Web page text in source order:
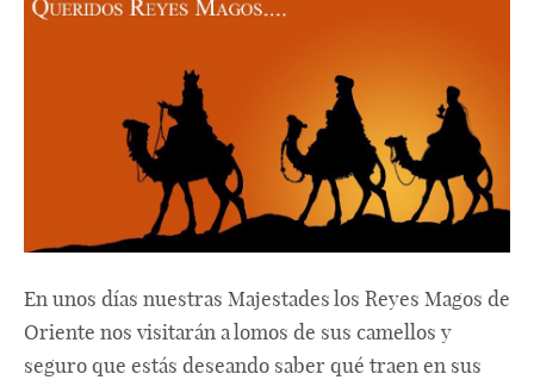
En unos días nuestras Majestades los Reyes Magos de
Oriente nos visitarán a lomos de sus camellos y
seguro que estás deseando saber qué traen en sus